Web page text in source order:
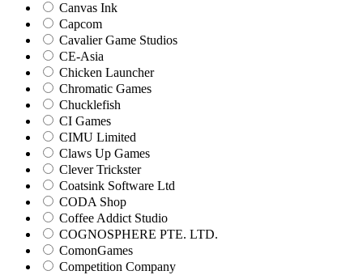
Canvas Ink
Capcom
Cavalier Game Studios
CE-Asia
Chicken Launcher
Chromatic Games
Chucklefish
CI Games
CIMU Limited
Claws Up Games
Clever Trickster
Coatsink Software Ltd
CODA Shop
Coffee Addict Studio
COGNOSPHERE PTE. LTD.
ComonGames
Competition Company